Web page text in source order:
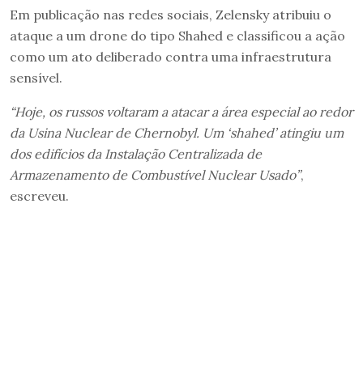
Em publicação nas redes sociais, Zelensky atribuiu o
ataque a um drone do tipo Shahed e classificou a ação
como um ato deliberado contra uma infraestrutura
sensível.
“Hoje, os russos voltaram a atacar a área especial ao redor
da Usina Nuclear de Chernobyl. Um ‘shahed’ atingiu um
dos edifícios da Instalação Centralizada de
Armazenamento de Combustível Nuclear Usado”,
escreveu.